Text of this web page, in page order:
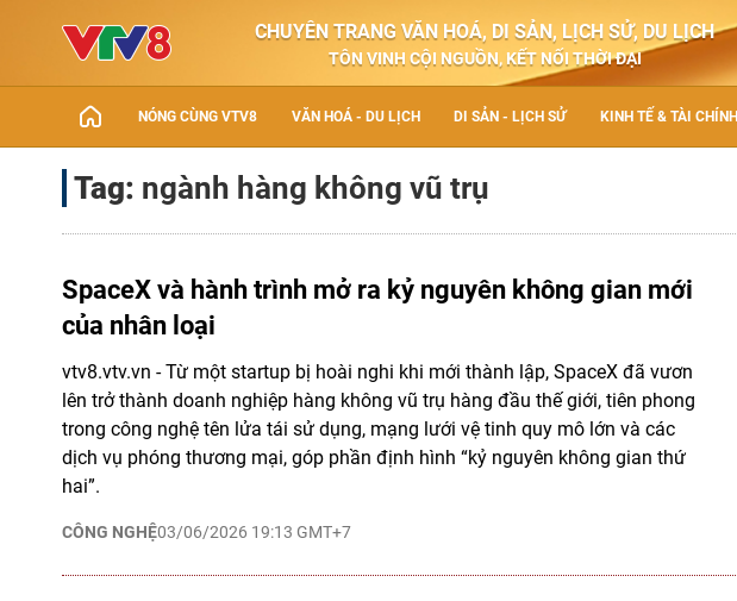
CHUYÊN TRANG VĂN HOÁ, DI SẢN, LỊCH SỬ, DU LỊCH
TÔN VINH CỘI NGUỒN, KẾT NỐI THỜI ĐẠI
NÓNG CÙNG VTV8 VĂN HOÁ - DU LỊCH DI SẢN - LỊCH SỬ KINH TẾ & TÀI CHÍNH
Tag: ngành hàng không vũ trụ
SpaceX và hành trình mở ra kỷ nguyên không gian mới
của nhân loại
CÔNG NGHỆ03/06/2026 19:13 GMT+7
vtv8.vtv.vn - Từ một startup bị hoài nghi khi mới thành lập, SpaceX đã vươn
lên trở thành doanh nghiệp hàng không vũ trụ hàng đầu thế giới, tiên phong
trong công nghệ tên lửa tái sử dụng, mạng lưới vệ tinh quy mô lớn và các
dịch vụ phóng thương mại, góp phần định hình “kỷ nguyên không gian thứ
hai”.